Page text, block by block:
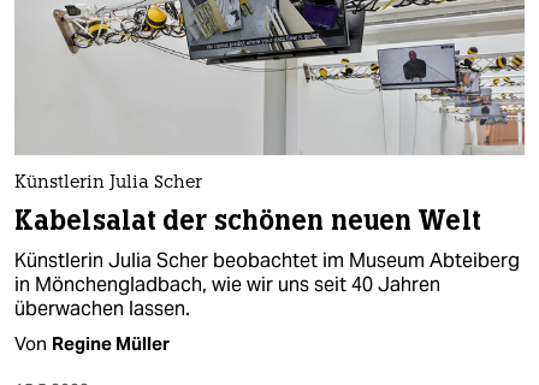
Künstlerin Julia Scher
Kabelsalat der schönen neuen Welt
Künstlerin Julia Scher beobachtet im Museum Abteiberg
in Mönchengladbach, wie wir uns seit 40 Jahren
überwachen lassen.
Von Regine Müller